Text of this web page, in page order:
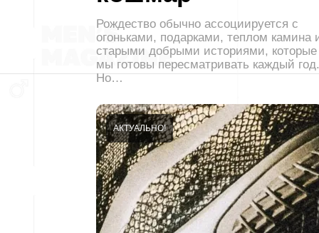
Рождество обычно ассоциируется с
огоньками, подарками, теплом камина
старыми добрыми историями, которые
мы готовы пересматривать каждый год.
Но…
АКТУАЛЬНО!